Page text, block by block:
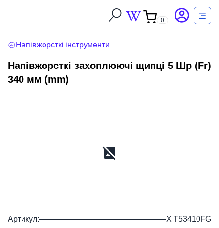
0
Напівжорсткі інструменти
Напівжорсткі захоплюючі щипці 5 Шр (Fr)
340 мм (mm)
Артикул:
X T53410FG